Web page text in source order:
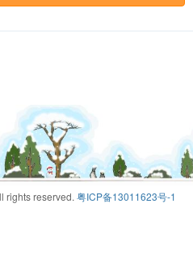
rights reserved. 粤ICP备13011623号-1